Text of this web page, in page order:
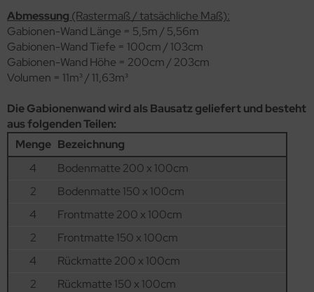
Abmessung (Rastermaß / tatsächliche Maß):
Gabionen-Wand Länge = 5,5m / 5,56m
Gabionen-Wand Tiefe = 100cm / 103cm
Gabionen-Wand Höhe = 200cm / 203cm
Volumen = 11m³ / 11,63m³
Die Gabionenwand wird als Bausatz geliefert und besteht
aus folgenden Teilen:
Menge Bezeichnung
4
Bodenmatte 200 x 100cm
2
Bodenmatte 150 x 100cm
4
Frontmatte 200 x 100cm
2
Frontmatte 150 x 100cm
4
Rückmatte 200 x 100cm
2
Rückmatte 150 x 100cm